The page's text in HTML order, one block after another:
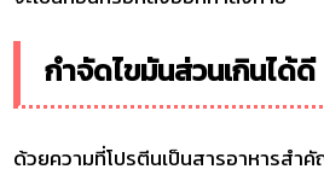
กำจัดไขมันส่วนเกินได้ดี
ด้วยความที่โปรตีนเป็นสารอาหารสำ